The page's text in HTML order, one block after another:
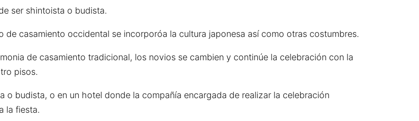
ser shintoista o budista.
casamiento occidental se incorporóa la cultura japonesa así como otras costumbres.
de casamiento tradicional, los novios se cambien y continúe la celebración con la
pisos.
o budista, o en un hotel donde la compañía encargada de realizar la celebración
la fiesta.